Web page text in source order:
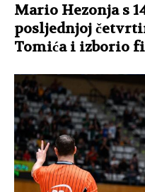
Mario Hezonja s
posljednjoj
Tomića i izborio